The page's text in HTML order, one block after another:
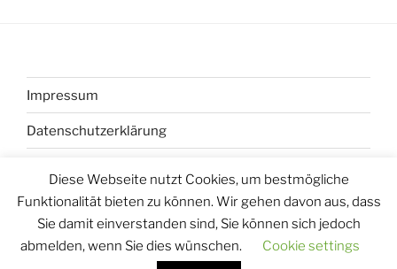
Impressum
Datenschutzerklärung
Stolz präsentiert von WordPress
Diese Webseite nutzt Cookies, um bestmögliche
Funktionalität bieten zu können. Wir gehen davon aus, dass
Sie damit einverstanden sind, Sie können sich jedoch
abmelden, wenn Sie dies wünschen.
Cookie settings